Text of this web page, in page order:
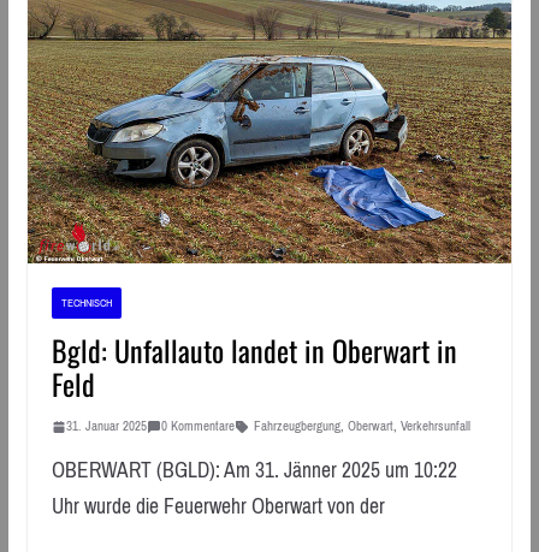
TECHNISCH
Bgld: Unfallauto landet in Oberwart in
Feld
31. Januar 2025 0 Kommentare Fahrzeugbergung, Oberwart, Verkehrsunfall
OBERWART (BGLD): Am 31. Jänner 2025 um 10:22
Uhr wurde die Feuerwehr Oberwart von der